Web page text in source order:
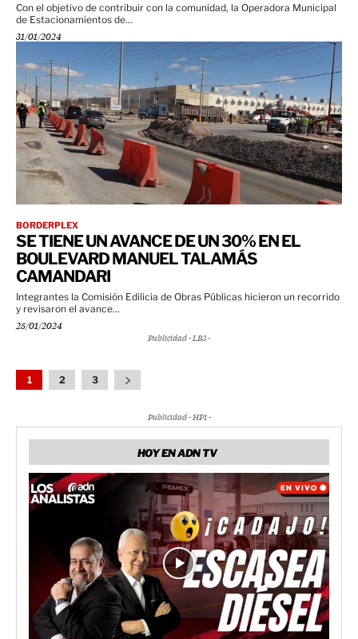
Con el objetivo de contribuir con la comunidad, la Operadora Municipal
de Estacionamientos de...
31/01/2024
BORDERPLEX
SE TIENE UN AVANCE DE UN 30% EN EL
BOULEVARD MANUEL TALAMÁS
CAMANDARI
Integrantes la Comisión Edilicia de Obras Públicas hicieron un recorrido
y revisaron el avance...
25/01/2024
Publicidad - LB3 -
1 2 3
Publicidad - HP1 -
HOY EN ADN TV